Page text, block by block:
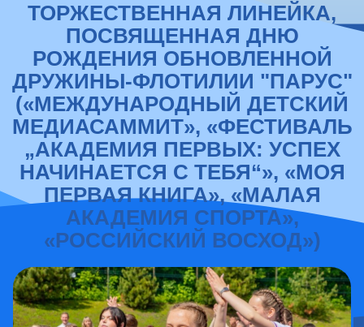
ТОРЖЕСТВЕННАЯ ЛИНЕЙКА,
ПОСВЯЩЕННАЯ ДНЮ
РОЖДЕНИЯ ОБНОВЛЕННОЙ
ДРУЖИНЫ-ФЛОТИЛИИ "ПАРУС"
(«МЕЖДУНАРОДНЫЙ ДЕТСКИЙ
МЕДИАСАММИТ», «ФЕСТИВАЛЬ
„АКАДЕМИЯ ПЕРВЫХ: УСПЕХ
НАЧИНАЕТСЯ С ТЕБЯ“», «МОЯ
ПЕРВАЯ КНИГА», «МАЛАЯ
АКАДЕМИЯ СПОРТА»,
«РОССИЙСКИЙ ВОСХОД»)